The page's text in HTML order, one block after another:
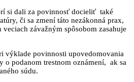
si dali za povinnosť docieliť také
či sa zmení táto nezákonná prax,
závažným spôsobom zasahuje
výklade povinnosti upovedomovania
o podanom trestnom oznámení, ak sa
súdu.